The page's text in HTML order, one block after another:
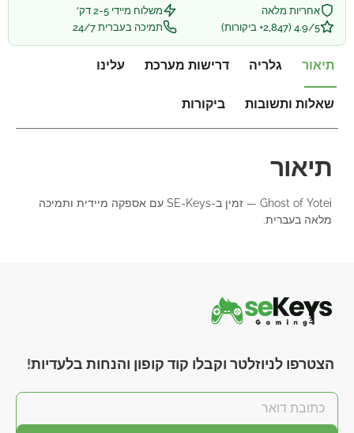
אחריות מלאה
משלוח מיידי 2-5 דק'
4.9/5 (2,847+ ביקורות)
תמיכה בעברית 24/7
תיאור גלריה דרישות מערכת עלינו
שאלות ותשובות ביקורות
תיאור
Ghost of Yotei — זמין ב-SE-Keys עם אספקה מיידית ותמיכה
מלאה בעברית.
הצטרפו לניוזלטר וקבלו קוד קופון והנחות בלעדיות!